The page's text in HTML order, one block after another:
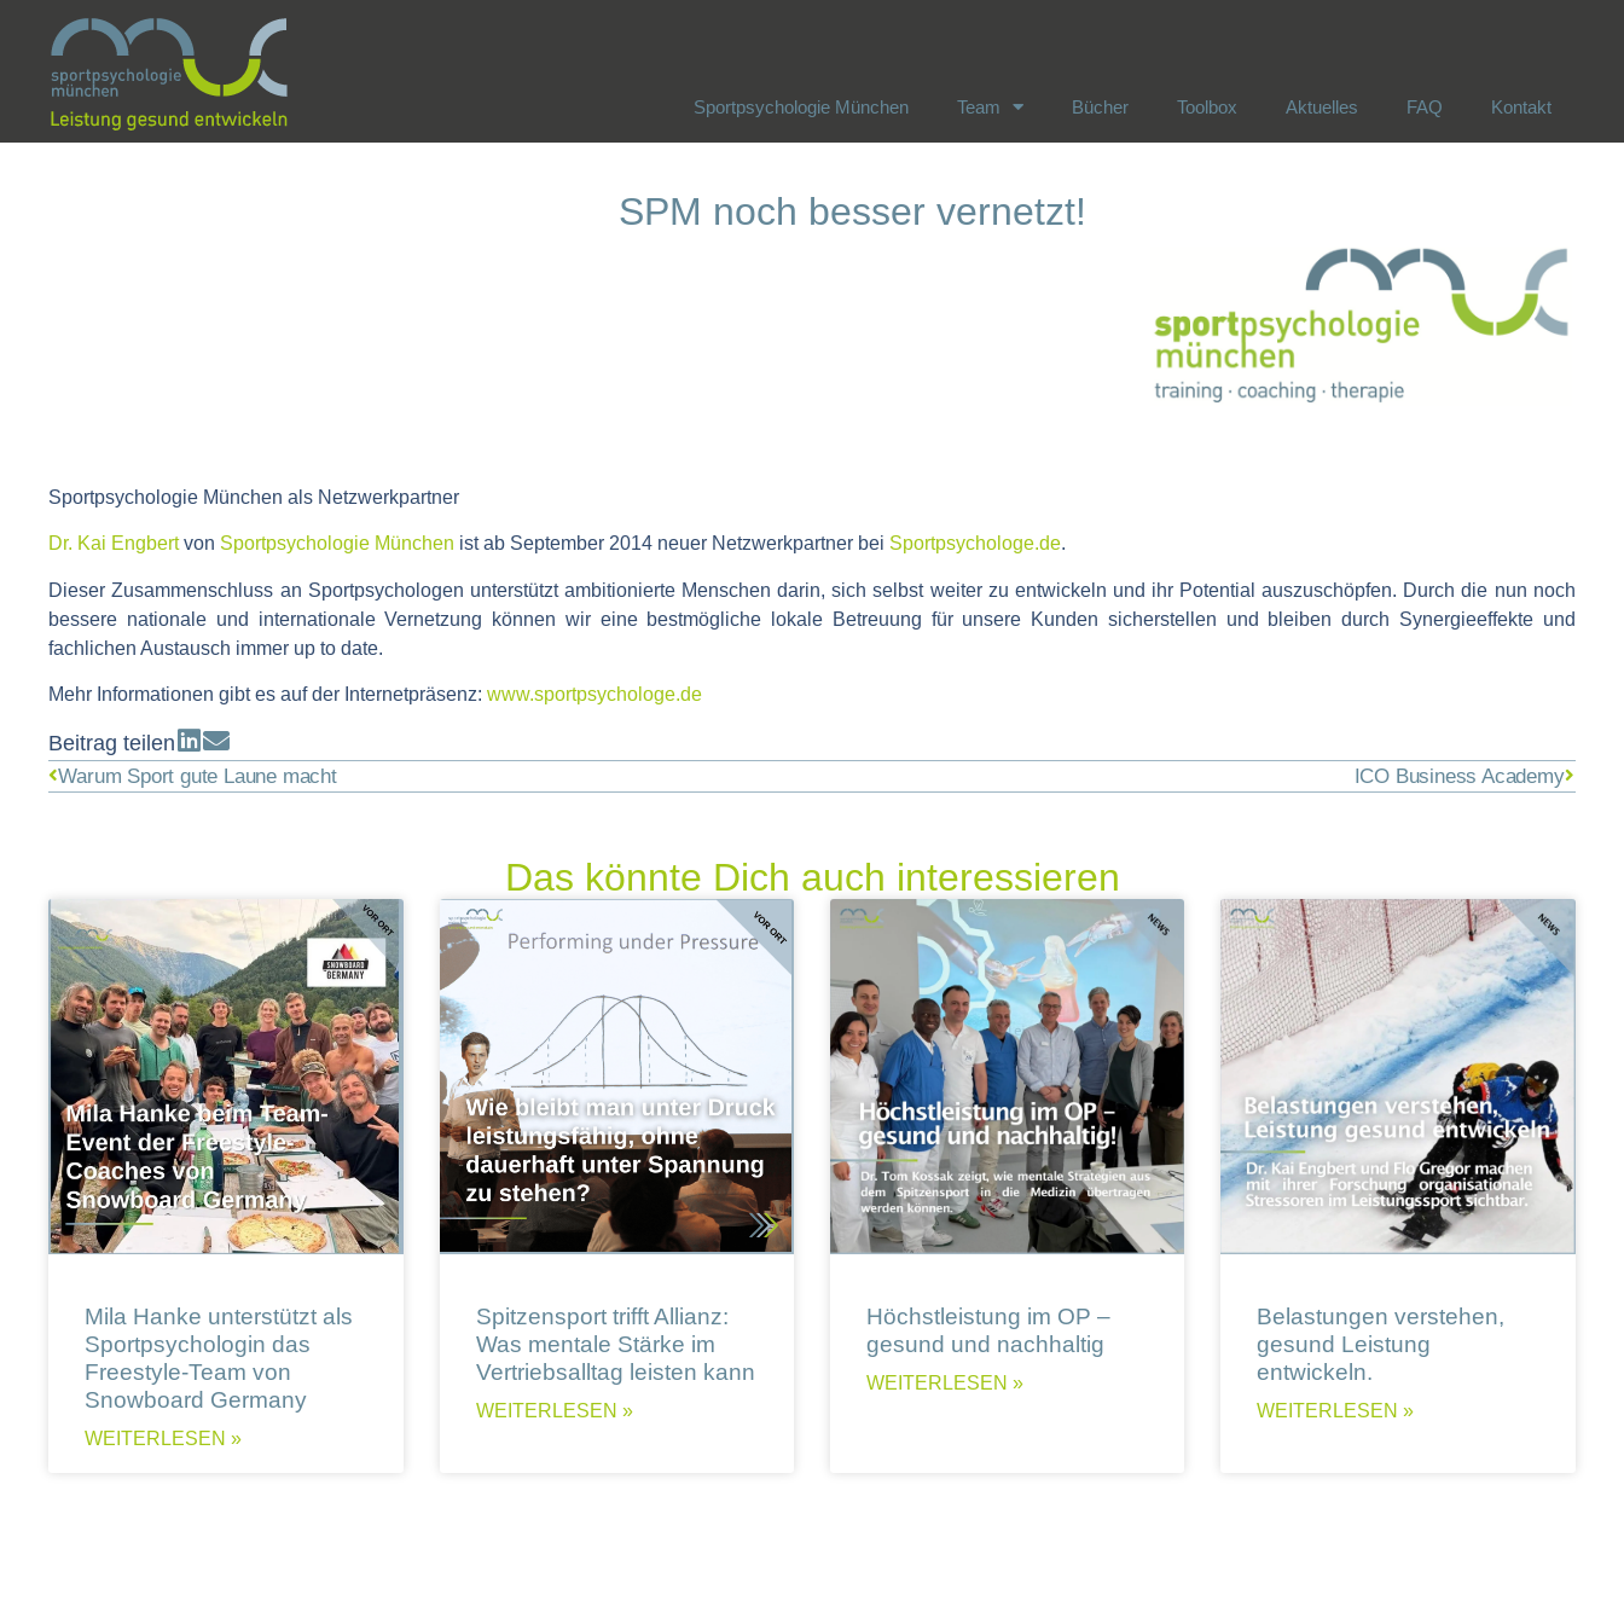
Sportpsychologie München Team Bücher Toolbox Aktuelles FAQ Kontakt
SPM noch besser vernetzt!
Sportpsychologie München als Netzwerkpartner
Dr. Kai Engbertvon Sportpsychologie München ist ab September 2014 neuer Netzwerkpartner bei Sportpsychologe.de.
Dieser Zusammenschluss an Sportpsychologen unterstützt ambitionierte Menschen darin, sich selbst weiter zu entwickeln und ihr Potential auszuschöpfen. Durch die nun noch
bessere nationale und internationale Vernetzung können wir eine bestmögliche lokale Betreuung für unsere Kunden sicherstellen und bleiben durch Synergieeffekte und
fachlichen Austausch immer up to date.
Mehr Informationen gibt es auf der Internetpräsenz:www.sportpsychologe.de
Beitrag teilen
Warum Sport gute Laune macht ICO Business Academy
Das könnte Dich auch interessieren
Mila Hanke unterstützt als
Sportpsychologin das
Freestyle-Team von
Snowboard Germany
WEITERLESEN »
Spitzensport trifft Allianz:
Was mentale Stärke im
Vertriebsalltag leisten kann
WEITERLESEN »
Höchstleistung im OP –
gesund und nachhaltig
WEITERLESEN »
Belastungen verstehen,
gesund Leistung
entwickeln.
WEITERLESEN »